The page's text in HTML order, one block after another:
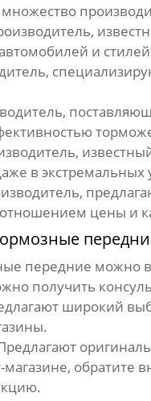
и
в экстремальных
цены и
передние можно
получить
широкий
обратите